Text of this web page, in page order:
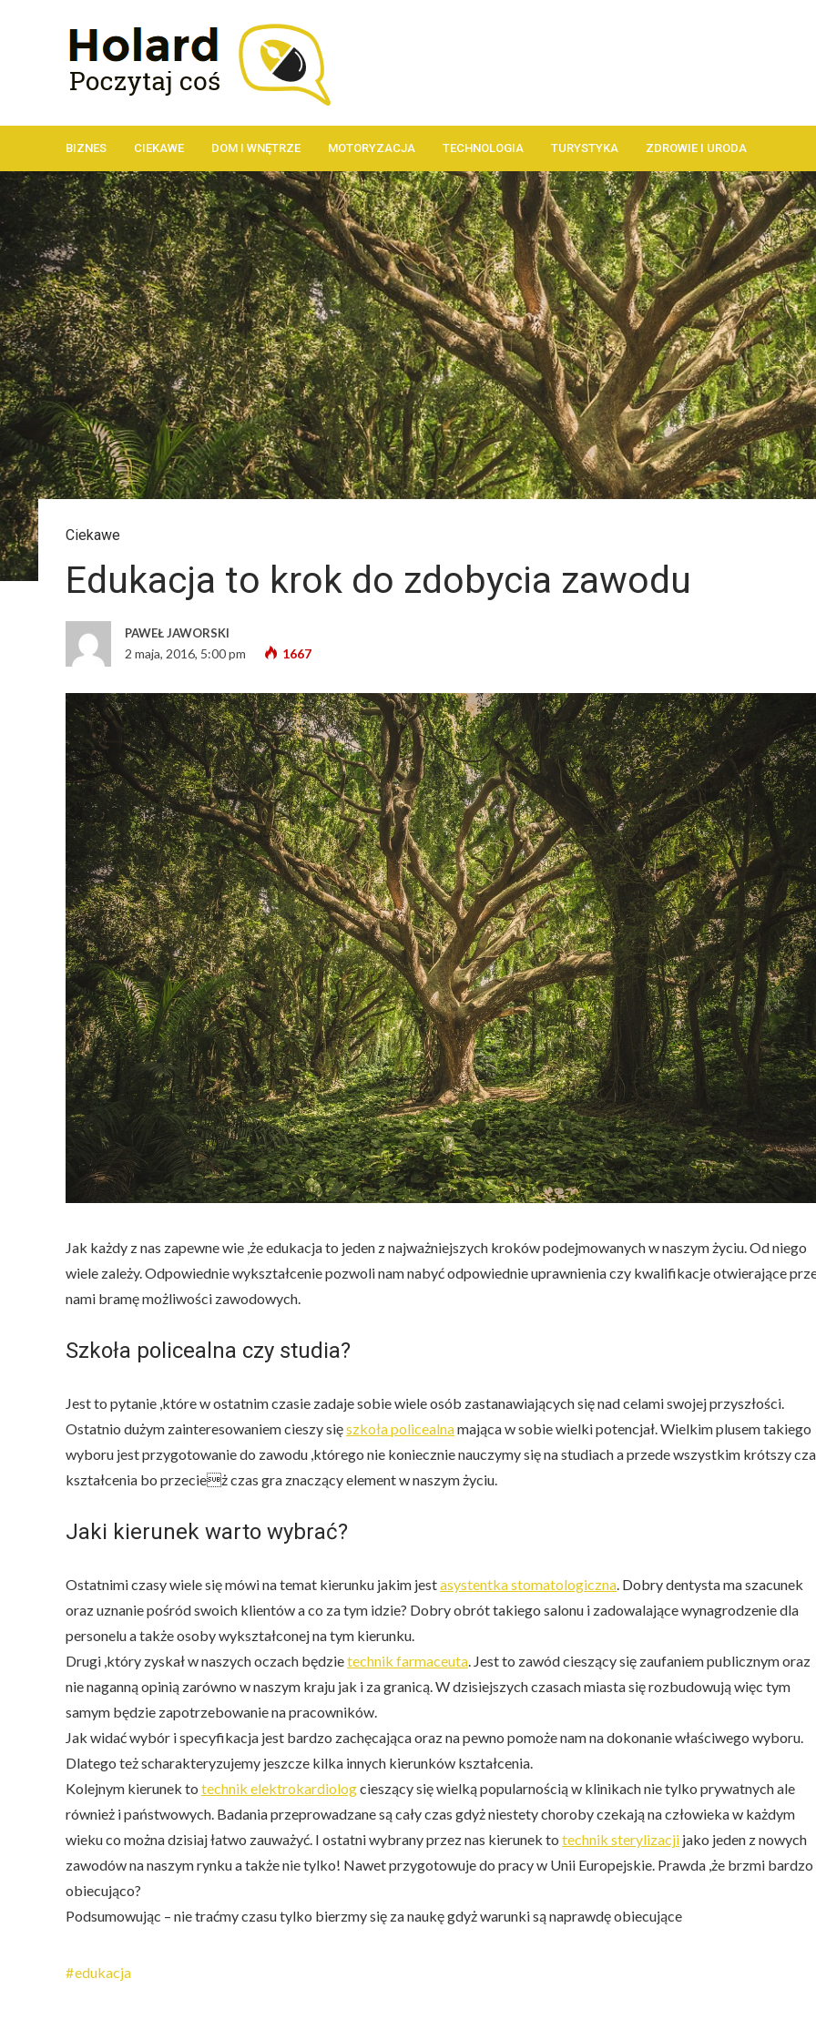
BIZNES CIEKAWE DOM I WNĘTRZE MOTORYZACJA TECHNOLOGIA TURYSTYKA ZDROWIE I URODA
Ciekawe
Edukacja to krok do zdobycia zawodu
PAWEŁ JAWORSKI
2 maja, 2016, 5:00 pm 1667
Jak każdy z nas zapewne wie ,że edukacja to jeden z najważniejszych kroków podejmowanych w naszym życiu. Od niego
wiele zależy. Odpowiednie wykształcenie pozwoli nam nabyć odpowiednie uprawnienia czy kwalifikacje otwierające
nami bramę możliwości zawodowych.
Szkoła policealna czy studia?
Jest to pytanie ,które w ostatnim czasie zadaje sobie wiele osób zastanawiających się nad celami swojej przyszłości.
Ostatnio dużym zainteresowaniem cieszy sięszkoła policealnamająca w sobie wielki potencjał. Wielkim plusem takiego
wyboru jest przygotowanie do zawodu ,którego nie koniecznie nauczymy się na studiach a przede wszystkim krótszy
kształcenia bo przecież czas gra znaczący element w naszym życiu.
Jaki kierunek warto wybrać?
Ostatnimi czasy wiele się mówi na temat kierunku jakim jestasystentka stomatologiczna . Dobry dentysta ma szacunek
oraz uznanie pośród swoich klientów a co za tym idzie? Dobry obrót takiego salonu i zadowalające wynagrodzenie dla
personelu a także osoby wykształconej na tym kierunku.
Drugi ,który zyskał w naszych oczach będzietechnik farmaceuta . Jest to zawód cieszący się zaufaniem publicznym oraz
nie naganną opinią zarówno w naszym kraju jak i za granicą. W dzisiejszych czasach miasta się rozbudowują więc tym
samym będzie zapotrzebowanie na pracowników.
Jak widać wybór i specyfikacja jest bardzo zachęcająca oraz na pewno pomoże nam na dokonanie właściwego wyboru.
Dlatego też scharakteryzujemy jeszcze kilka innych kierunków kształcenia.
Kolejnym kierunek to technik elektrokardiologcieszący się wielką popularnością w klinikach nie tylko prywatnych ale
również i państwowych. Badania przeprowadzane są cały czas gdyż niestety choroby czekają na człowieka w każdym
wieku co można dzisiaj łatwo zauważyć. I ostatni wybrany przez nas kierunek to technik sterylizacji jako jeden z nowych
zawodów na naszym rynku a także nie tylko! Nawet przygotowuje do pracy w Unii Europejskie. Prawda ,że brzmi bardzo
obiecująco?
Podsumowując – nie traćmy czasu tylko bierzmy się za naukę gdyż warunki są naprawdę obiecujące
edukacja